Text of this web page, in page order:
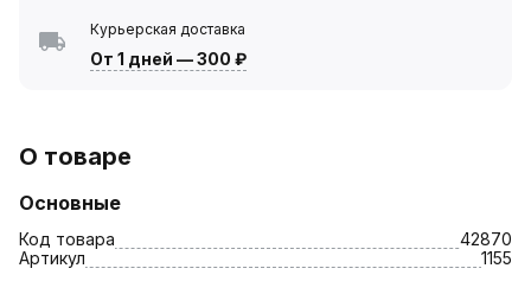
Курьерская доставка
От 1 дней —300 ₽
О товаре
Основные
Код товара
42870
Артикул
1155